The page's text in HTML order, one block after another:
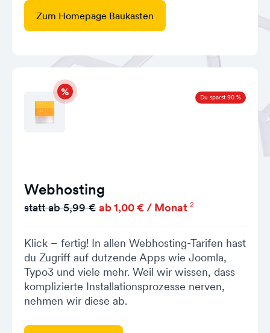
Zum Homepage Baukasten
Du sparst 90 %
Webhosting
statt ab 5,99 € ab 1,00 € / Monat 2
Klick – fertig! In allen Webhosting-Tarifen hast
du Zugriff auf dutzende Apps wie Joomla,
Typo3 und viele mehr. Weil wir wissen, dass
komplizierte Installationsprozesse nerven,
nehmen wir diese ab.